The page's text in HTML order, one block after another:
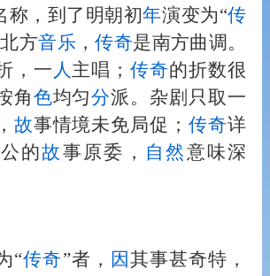
称，到了明朝初年演变为“传
方音乐 ，传奇是南方曲调。
，一 人 主唱； 传奇的折数很
角色均匀分派。杂剧只取一
故事情境未免局促； 传奇详
公的故事原委， 自然意味深
“传奇”者， 因其事甚奇特，